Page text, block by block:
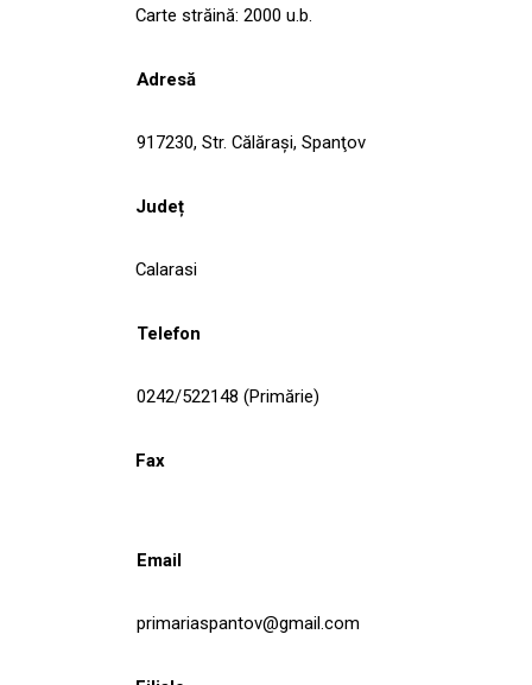
Carte străină: 2000 u.b.
Adresă
917230, Str. Călăraşi, Spanţov
Județ
Calarasi
Telefon
0242/522148 (Primărie)
Fax
Email
primariaspantov@gmail.com